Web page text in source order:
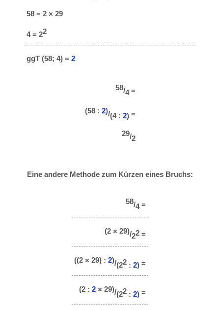
58 = 2 × 29
4 = 22
ggT (58; 4) = 2
58/4 =
(58 : 2)/(4 : 2)=
29/2
Eine andere Methode zum Kürzen eines Bruchs:
58/4 =
(2 × 29)/22 =
((2 × 29) : 2)/(22 : 2) =
(2 : 2 × 29)/(22 : 2) =